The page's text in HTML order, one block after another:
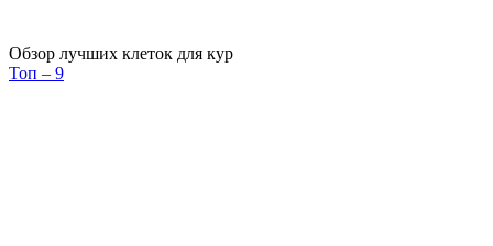
Обзор лучших клеток для кур
Топ – 9